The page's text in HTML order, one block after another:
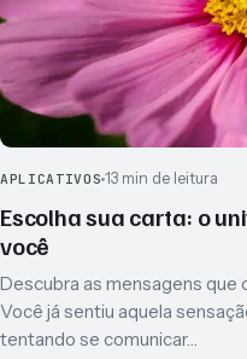
APLICATIVOS 13 min de leitura
Escolha sua carta: o
você
Descubra as mensagens que
Você já sentiu aquela
tentando se comunicar…